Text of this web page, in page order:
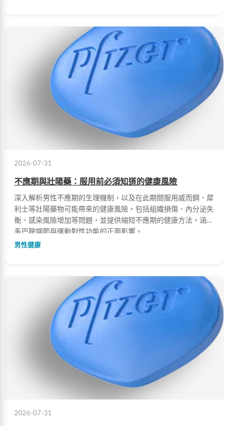
2026-07-31
不應期與壯陽藥：服用前必須知道的健康風險
深入解析男性不應期的生理機制，以及在此期間服用威而鋼、犀
利士等壯陽藥物可能帶來的健康風險。包括組織損傷、內分泌失
衡、感染風險增加等問題，並提供縮短不應期的健康方法，涵蓋
多巴胺調節與運動對性功能的正面影響。
男性健康
2026-07-31